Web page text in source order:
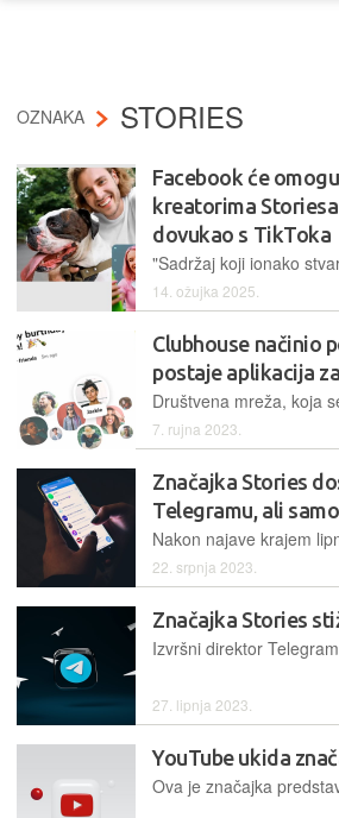
OZNAKA STORIES
Facebook će
kreatorima
dovukao s TikToka
14. ožujka 2025.
Clubhouse načinio
postaje aplikacija
7. rujna 2023.
Značajka Stories
Telegramu, ali
22. srpnja 2023.
Značajka Stories
27. lipnja 2023.
YouTube ukida